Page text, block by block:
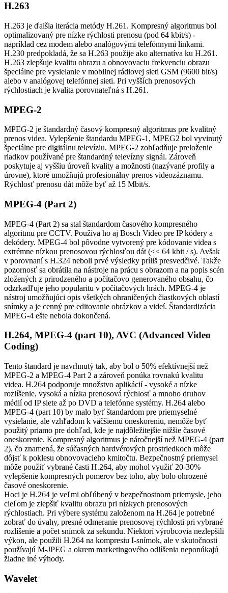
H.263
H.263 je ďalšia iterácia metódy H.261. Kompresný algoritmus bol
optimalizovaný pre nízke rýchlosti prenosu (pod 64 kbit/s) -
napríklad cez modem alebo analógovými telefónnymi linkami.
H.230 predpokladá, že sa H.263 použije ako alternatíva ku H.261.
H.263 zlepšuje kvalitu obrazu a obnovovaciu frekvenciu obrazu
špeciálne pre vysielanie v mobilnej rádiovej sieti GSM (9600 bit/s)
alebo v analógovej telefónnej sieti. Pri vyšších prenosových
rýchlostiach je kvalita porovnateľná s H.261.
MPEG-2
MPEG-2 je štandardný časový kompresný algoritmus pre kvalitný
prenos videa. Vylepšenie štandardu MPEG-1, MPEG2 bol vyvinutý
špeciálne pre digitálnu televíziu. MPEG-2 zohľadňuje preloženie
riadkov používané pre štandardný televízny signál. Zároveň
poskytuje aj vyššiu úroveň kvality a možnosti (nazývané profily a
úrovne), ktoré umožňujú profesionálny prenos videozáznamu.
Rýchlosť prenosu dát môže byť až 15 Mbit/s.
MPEG-4 (Part 2)
MPEG-4 (Part 2) sa stal štandardom časového kompresného
algoritmu pre CCTV. Používa ho aj Bosch Video pre IP kódery a
dekódery. MPEG-4 bol pôvodne vytvorený pre kódovanie videa s
extrémne nízkou prenosovou rýchlosťou dát (<< 64 kbit / s). Avšak
v porovnaní s H.324 neboli prvé výsledky príliš presvedčivé. Takže
pozornosť sa obrátila na nástroje na prácu s obrazom a na popis scén
zložených z prirodzeného a počítačovo generovaného obsahu, čo
odzrkadľuje jeho popularitu v počítačových hrách. MPEG-4 je
nástroj umožňujúci opis všetkých ohraničených čiastkových oblastí
snímky a je cenný pre editovanie obrázkov a videí. Štandardizácia
MPEG-4 ešte nebola dokončená.
H.264, MPEG-4 (part 10), AVC (Advanced Video
Coding)
Tento štandard je navrhnutý tak, aby bol o 50% efektívnejší než
MPEG-2 a MPEG-4 Part 2 a zároveň ponúka rovnakú kvalitu
videa. H.264 podporuje množstvo aplikácií - vysoké a nízke
rozlíšenie, vysoká a nízka prenosová rýchlosť a mnoho druhov
médií od IP siete až po DVD a telefónne systémy. H.264 alebo
MPEG-4 (part 10) by malo byť štandardom pre priemyselné
vysielanie, ale vzhľadom k väčšiemu oneskoreniu, nemôže byť
použitý priamo pre dohľad, kde je najdôležitejšie nižšie časové
oneskorenie. Kompresný algoritmus je náročnejší než MPEG-4 (part
2), čo znamená, že súčasných hardvérových prostriedkoch môže
dôjsť k poklesu obnovovacieho kmitočtu. Bezpečnostný priemysel
môže použiť vybrané časti H.264, aby mohol využiť 20-30%
vylepšenie kompresných pomerov bez toho, aby bolo ohrozené
časové oneskorenie.
Hoci je H.264 je veľmi obľúbený v bezpečnostnom priemysle, jeho
cieľom je zlepšiť kvalitu obrazu pri nízkych prenosových
rýchlostiach. Pri výbere systému založenom na H.264 je potrebné
zobrať do úvahy, presné odmeranie prenosovej rýchlosti pri vybrané
rozlíšenie a počet snímok za sekundu. Niektorí výrobcovia nezlepšili
výkon, ale použili H.264 na kompresiu I-snímok, ale v skutočnosti
používajú M-JPEG a okrem marketingového odlíšenia neponúkajú
žiadne iné výhody.
Wavelet